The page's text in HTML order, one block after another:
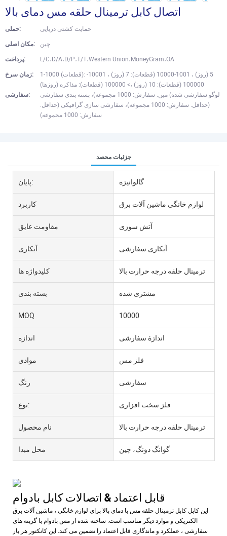
اتصال کابل ترمینال حلقه مس دمای بالا
حملی:
حمایت کشتی دریایی
مکان اصلی:
چین
پرداخت:
L/C،D/A،D/P،T/T،Western Union،MoneyGram،OA
زمان سرخ:
1-1000 (قطعات): 5 (روز) ، 1001-10000 (قطعات): 7 (روز) ، 10001-
100000 (قطعات): 10 (روز) ،> 100000 (قطعات): مذاکره (روزها)
سفارشی:
لوگو سفارشی شده) مین. سفارش: 1000 مجموعه)، بسته بندی سفارشی
(حداقل. سفارش: 1000 مجموعه)، سفارشی سازی گرافیکی (حداقل.
سفارش: 1000 مجموعه)
جزئیات محصد
پایان: گالوانیزه
کاربرد لوازم خانگی ماشین آلات برق
مقاومت عایق آتش سوزی
آبکاری آبکاری سفارشی
کلیدواژه ها ترمینال حلقه درجه حرارت بالا
بسته بندی مشتری شده
MOQ 10000
اندازه اندازۀ سفارشی
موادی فلز مس
رنگ سفارشی
نوع: فلز سخت افزاری
نام محصول ترمینال حلقه درجه حرارت بالا
محل مبدا گوانگ دونگ، چین
این کابل کابل ترمینال حلقه مس با دمای بالا برای لوازم خانگی ، ماشین آلات برق
الکتریکی و موارد دیگر مناسب است. ساخته شده از مس بادوام با گزینه های
سفارشی ، عملکرد و ماندگاری قابل اعتماد را تضمین می کند. این کانکتور هر بار